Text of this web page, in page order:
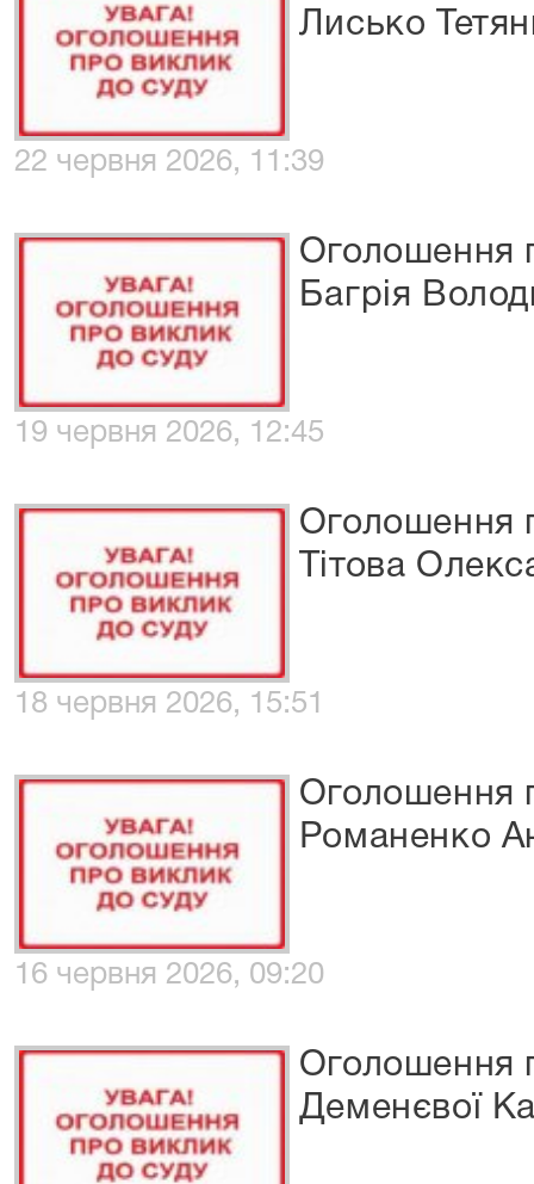
Лисько
22 червня 2026, 11:39
Оголошення
Багрія
19 червня 2026, 12:45
Оголошення
Тітова
18 червня 2026, 15:51
Оголошення
Романенко
16 червня 2026, 09:20
Оголошення
Деменєвої